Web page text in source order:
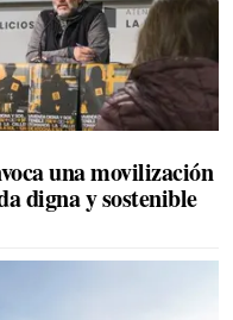
una movilización
digna y sostenible